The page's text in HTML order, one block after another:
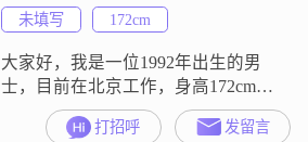
未填写
172cm
大家好，我是一位1992年出生的男
士，目前在北京工作，身高172cm，
月收入在8001到12000元之间，拥有
大学本科学历##3002##我性格稳重
打招呼 发留言